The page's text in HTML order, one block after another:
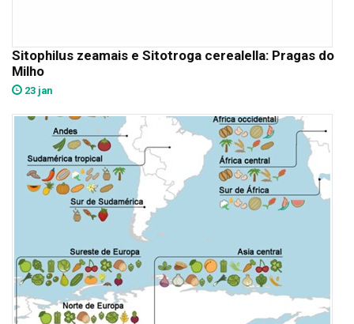
Sitophilus zeamais e Sitotroga cerealella: Pragas do
Milho
23 jan